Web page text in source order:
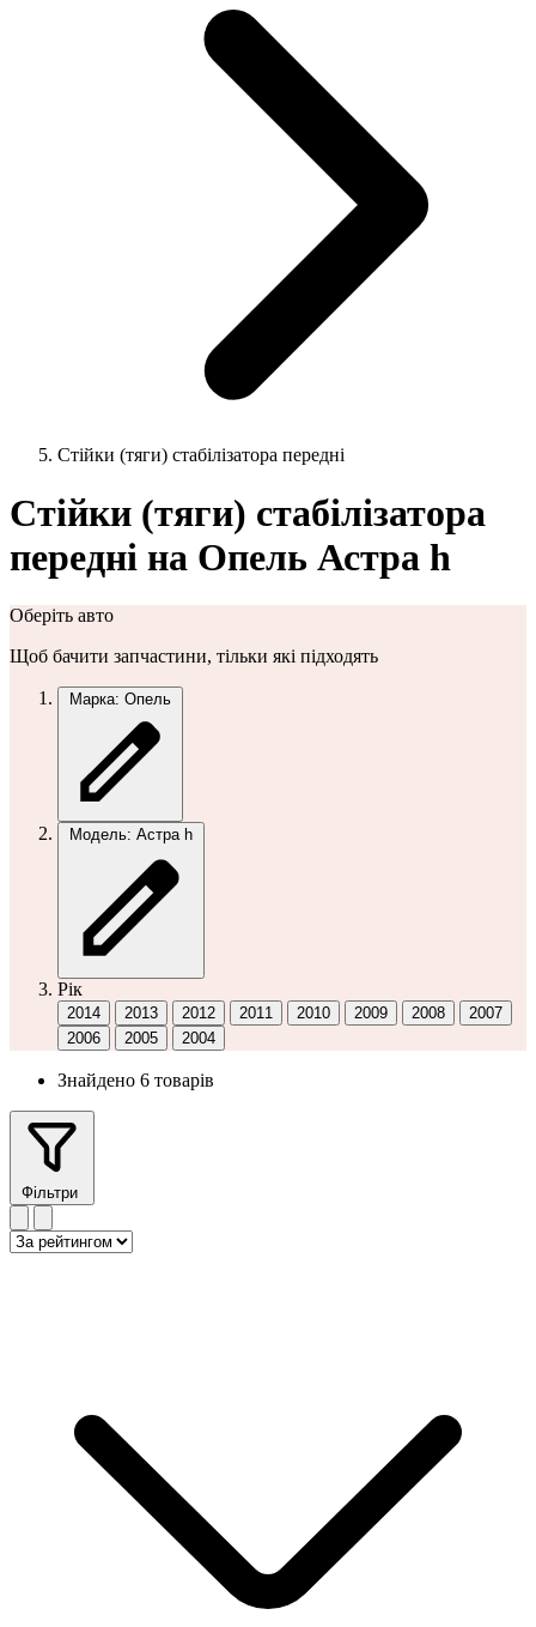
Стійки (тяги) стабілізатора передні
Стійки (тяги) стабілізатора
передні на Опель Астра h
Оберіть авто
Щоб бачити запчастини, тільки які підходять
Марка: Опель
Модель: Астра h
Рік
2014 2013 2012 2011 2010 2009 2008
2007
2006
2005 2004
Знайдено 6 товарів
Фільтри